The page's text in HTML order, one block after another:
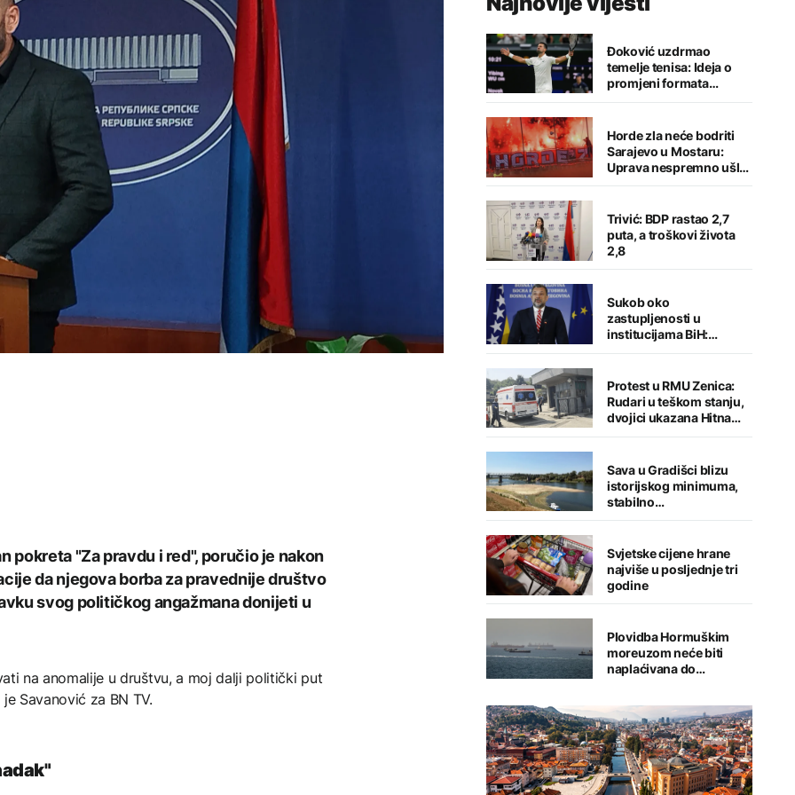
pokreta "Za pravdu i red", poručio je nakon
da njegova borba za pravednije društvo
svog političkog angažmana donijeti u
na anomalije u društvu, a moj dalji politički put
Savanović za BN TV.
Đoković uzdrmao
temelje tenisa: Ideja o
promjeni formata
izazvala buru reakcija
Horde zla neće bodriti
Sarajevo u Mostaru:
Uprava nespremno ušla
u sezonu
Trivić: BDP rastao 2,7
puta, a troškovi života
2,8
Sukob oko
zastupljenosti u
institucijama BiH:
Konaković otvorio
odgovore
Protest u RMU Zenica:
Rudari u teškom stanju,
dvojici ukazana Hitna
medicinska pomoć
Sava u Gradišci blizu
istorijskog minimuma,
stabilno
vodosnabdijevanje
Svjetske cijene hrane
najviše u posljednje tri
godine
Plovidba Hormuškim
moreuzom neće biti
naplaćivana do